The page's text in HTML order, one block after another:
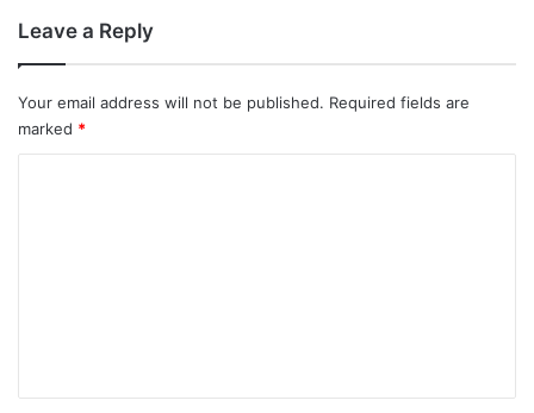
Leave a Reply
Your email address will not be published. Required fields are
marked *